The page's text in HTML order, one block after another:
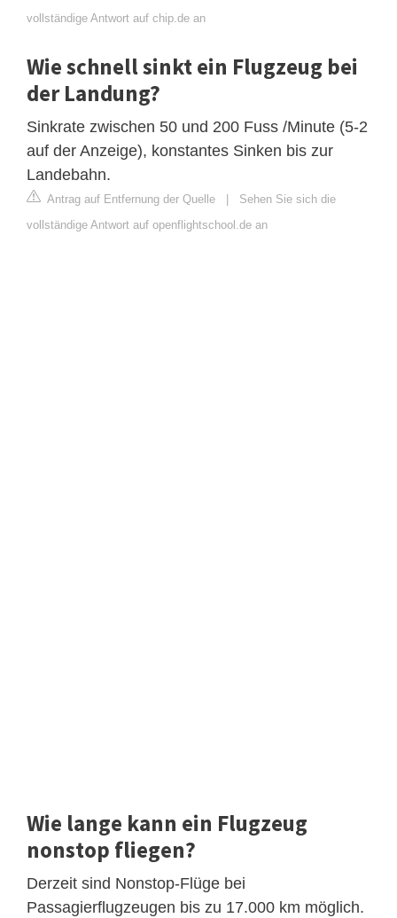
vollständige Antwort auf chip.de an
Wie schnell sinkt ein Flugzeug bei
der Landung?
Sinkrate zwischen 50 und 200 Fuss /Minute (5-2
auf der Anzeige), konstantes Sinken bis zur
Landebahn.
Antrag auf Entfernung der Quelle | Sehen Sie sich die
vollständige Antwort auf openflightschool.de an
Wie lange kann ein Flugzeug
nonstop fliegen?
Derzeit sind Nonstop-Flüge bei
Passagierflugzeugen bis zu 17.000 km möglich.